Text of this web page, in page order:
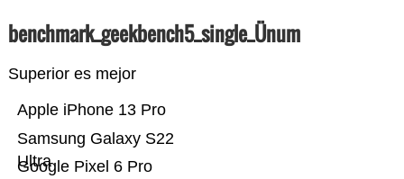
benchmark_geekbench5_single_Ünum
Superior es mejor
Google Pixel 6 Pro
Samsung Galaxy S22
Ultra
Apple iPhone 13 Pro